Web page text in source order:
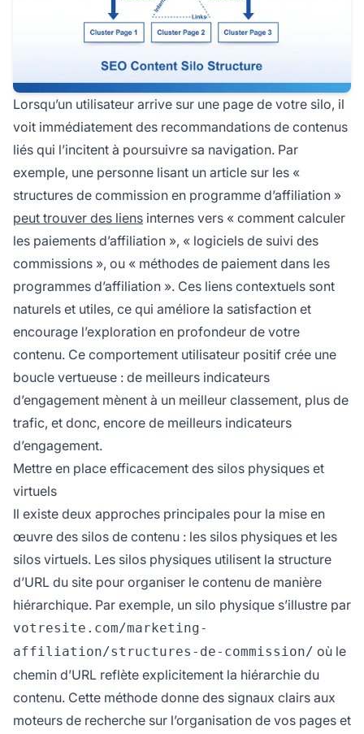
Lorsqu’un utilisateur arrive sur une page de votre silo, il
voit immédiatement des recommandations de contenus
liés qui l’incitent à poursuivre sa navigation. Par
exemple, une personne lisant un article sur les «
structures de commission en programme d’affiliation »
peut trouver des liens internes vers « comment calculer
les paiements d’affiliation », « logiciels de suivi des
commissions », ou « méthodes de paiement dans les
programmes d’affiliation ». Ces liens contextuels sont
naturels et utiles, ce qui améliore la satisfaction et
encourage l’exploration en profondeur de votre
contenu. Ce comportement utilisateur positif crée une
boucle vertueuse : de meilleurs indicateurs
d’engagement mènent à un meilleur classement, plus de
trafic, et donc, encore de meilleurs indicateurs
d’engagement.
Mettre en place efficacement des silos physiques et
virtuels
Il existe deux approches principales pour la mise en
œuvre des silos de contenu : les silos physiques et les
silos virtuels. Les silos physiques utilisent la structure
d’URL du site pour organiser le contenu de manière
hiérarchique. Par exemple, un silo physique s’illustre par
votresite.com/marketing-
affiliation/structures-de-commission/ où le
chemin d’URL reflète explicitement la hiérarchie du
contenu. Cette méthode donne des signaux clairs aux
moteurs de recherche sur l’organisation de vos pages et